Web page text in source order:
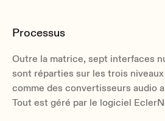
Processus
Outre la matrice, sept interfaces
sont réparties sur les trois
comme des convertisseurs audio
Tout est géré par le logiciel